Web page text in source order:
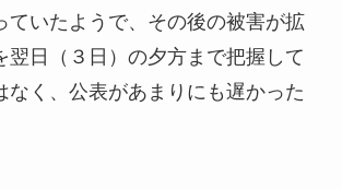
ていたようで、その後の被害が拡
翌日（３日）の夕方まで把握して
なく、公表があまりにも遅かった